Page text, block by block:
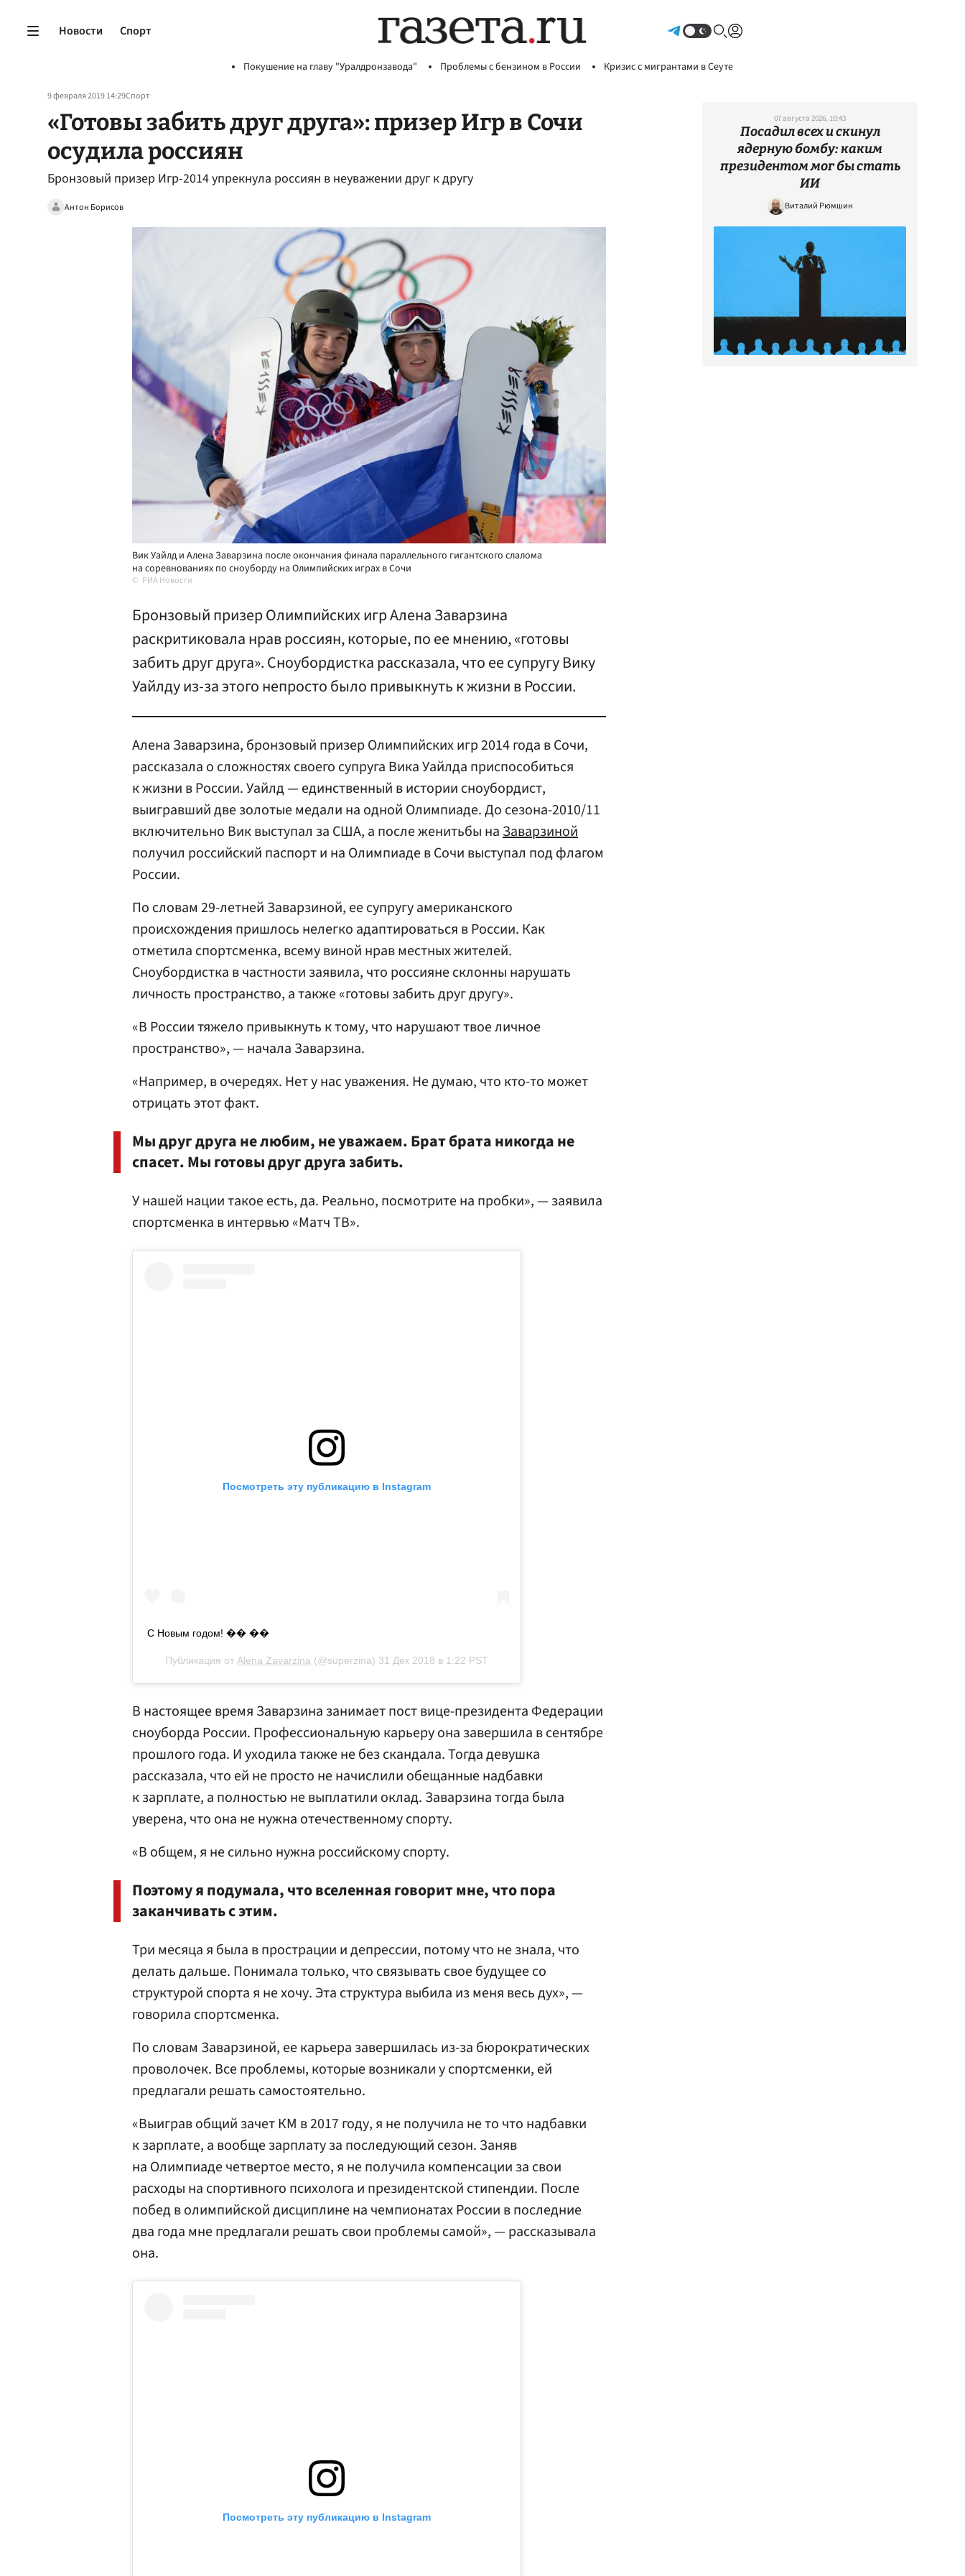
Новости Спорт
Покушение на главу "Уралдронзавода" Проблемы с бензином в России Кризис с мигрантами в Сеуте
9 февраля 2019 14:29Спорт
«Готовы забить друг друга»: призер Игр в Сочи
осудила россиян
Бронзовый призер Игр-2014 упрекнула россиян в неуважении друг к другу
Антон Борисов
Вик Уайлд и Алена Заварзина после окончания финала параллельного гигантского слалома
на соревнованиях по сноуборду на Олимпийских играх в Сочи
РИА Новости
Бронзовый призер Олимпийских игр Алена Заварзина
раскритиковала нрав россиян, которые, по ее мнению, «готовы
забить друг друга». Сноубордистка рассказала, что ее супругу Вику
Уайлду из-за этого непросто было привыкнуть к жизни в России.
Алена Заварзина, бронзовый призер Олимпийских игр 2014 года в Сочи,
рассказала о сложностях своего супруга Вика Уайлда приспособиться
к жизни в России. Уайлд — единственный в истории сноубордист,
выигравший две золотые медали на одной Олимпиаде. До сезона-2010/11
включительно Вик выступал за США, а после женитьбы наЗаварзиной
получил российский паспорт и на Олимпиаде в Сочи выступал под флагом
России.
По словам 29-летней Заварзиной, ее супругу американского
происхождения пришлось нелегко адаптироваться в России. Как
отметила спортсменка, всему виной нрав местных жителей.
Сноубордистка в частности заявила, что россияне склонны нарушать
личность пространство, а также «готовы забить друг другу».
«В России тяжело привыкнуть к тому, что нарушают твое личное
пространство», — начала Заварзина.
«Например, в очередях. Нет у нас уважения. Не думаю, что кто-то может
отрицать этот факт.
Мы друг друга не любим, не уважаем. Брат брата никогда не
спасет. Мы готовы друг друга забить.
У нашей нации такое есть, да. Реально, посмотрите на пробки», — заявила
спортсменка в интервью «Матч ТВ».
Посмотреть эту публикацию в Instagram
С Новым годом! �� ��
Публикация от Alena Zavarzina (@superzina) 31 Дек 2018 в 1:22 PST
В настоящее время Заварзина занимает пост вице-президента Федерации
сноуборда России. Профессиональную карьеру она завершила в сентябре
прошлого года. И уходила также не без скандала. Тогда девушка
рассказала, что ей не просто не начислили обещанные надбавки
к зарплате, а полностью не выплатили оклад. Заварзина тогда была
уверена, что она не нужна отечественному спорту.
«В общем, я не сильно нужна российскому спорту.
Поэтому я подумала, что вселенная говорит мне, что пора
заканчивать с этим.
Три месяца я была в прострации и депрессии, потому что не знала, что
делать дальше. Понимала только, что связывать свое будущее со
структурой спорта я не хочу. Эта структура выбила из меня весь дух», —
говорила спортсменка.
По словам Заварзиной, ее карьера завершилась из-за бюрократических
проволочек. Все проблемы, которые возникали у спортсменки, ей
предлагали решать самостоятельно.
«Выиграв общий зачет КМ в 2017 году, я не получила не то что надбавки
к зарплате, а вообще зарплату за последующий сезон. Заняв
на Олимпиаде четвертое место, я не получила компенсации за свои
расходы на спортивного психолога и президентской стипендии. После
побед в олимпийской дисциплине на чемпионатах России в последние
два года мне предлагали решать свои проблемы самой», — рассказывала
она.
Посмотреть эту публикацию в Instagram
07 августа 2026, 10:43
Посадил всех и скинул
ядерную бомбу: каким
президентом мог бы стать
ИИ
Виталий Рюмшин